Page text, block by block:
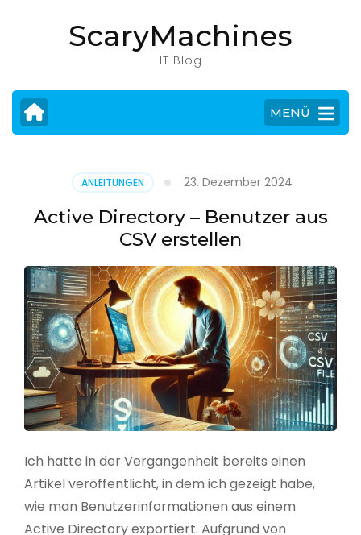
drücken)
ScaryMachines
IT Blog
MENÜ
ANLEITUNGEN 23. Dezember 2024
Active Directory – Benutzer aus
CSV erstellen
Ich hatte in der Vergangenheit bereits einen
Artikel veröffentlicht, in dem ich gezeigt habe,
wie man Benutzerinformationen aus einem
Active Directory exportiert. Aufgrund von